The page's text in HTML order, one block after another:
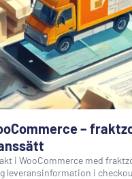
–
i WooCommerce med
leveransinformation i